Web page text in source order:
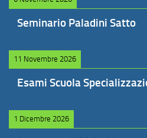
Seminario Paladini Satto
11 Novembre 2026
Esami Scuola
1 Dicembre 2026